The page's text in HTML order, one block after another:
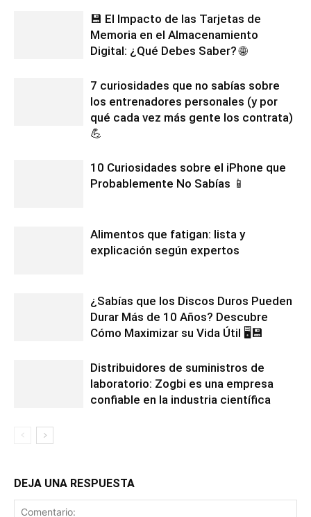
💾 El Impacto de las Tarjetas de
Memoria en el Almacenamiento
Digital: ¿Qué Debes Saber? 🌐
7 curiosidades que no sabías sobre
los entrenadores personales (y por
qué cada vez más gente los contrata)
💪
10 Curiosidades sobre el iPhone que
Probablemente No Sabías 📱
Alimentos que fatigan: lista y
explicación según expertos
¿Sabías que los Discos Duros Pueden
Durar Más de 10 Años? Descubre
Cómo Maximizar su Vida Útil 🖥️💾
Distribuidores de suministros de
laboratorio: Zogbi es una empresa
confiable en la industria científica
DEJA UNA RESPUESTA